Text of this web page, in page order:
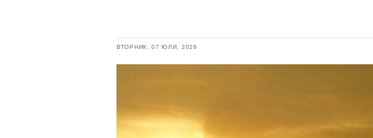
ВТОРНИК, 07 ЮЛИ, 2026